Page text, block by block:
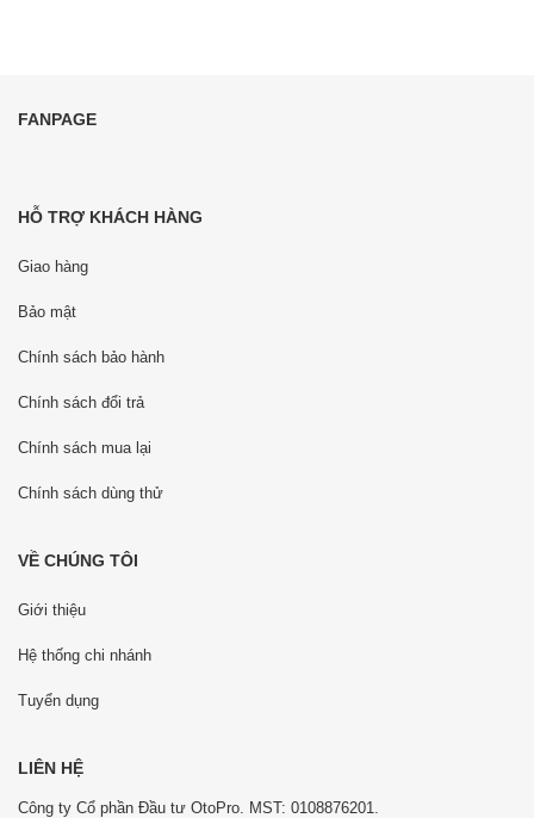
FANPAGE
HỖ TRỢ KHÁCH HÀNG
Giao hàng
Bảo mật
Chính sách bảo hành
Chính sách đổi trả
Chính sách mua lại
Chính sách dùng thử
VỀ CHÚNG TÔI
Giới thiệu
Hệ thống chi nhánh
Tuyển dụng
LIÊN HỆ
Công ty Cổ phần Đầu tư OtoPro. MST: 0108876201.